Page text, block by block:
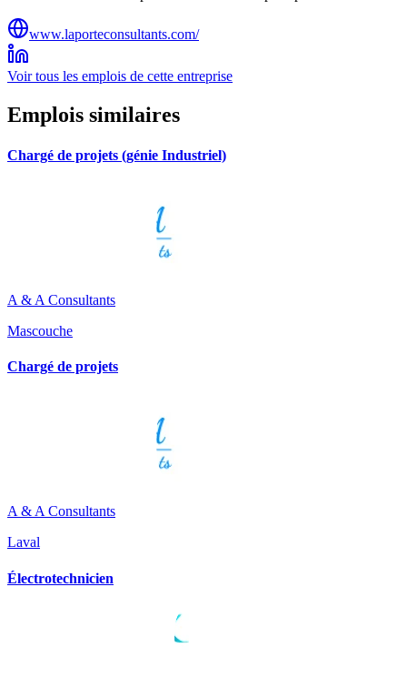
www.laporteconsultants.com/
Voir tous les emplois de cette entreprise
Emplois similaires
Chargé de projets (génie Industriel)
A & A Consultants
Mascouche
Chargé de projets
A & A Consultants
Laval
Électrotechnicien